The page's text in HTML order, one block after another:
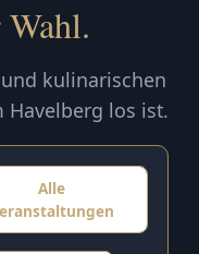
kulinarischen
los ist.
Alle